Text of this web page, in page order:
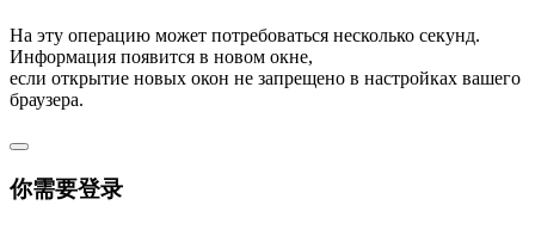
На эту операцию может потребоваться несколько секунд.
Информация появится в новом окне,
если открытие новых окон не запрещено в настройках вашего
браузера.
你需要登录